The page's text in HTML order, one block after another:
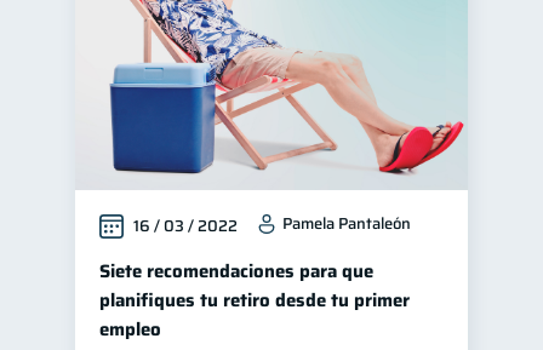
Finanzas Personales
Finanzas en Pareja 1
Educación Financiera 1
Mipymes 1
Información financiera
inversiones 1
Salud mental
Retiro 1 Doble sueldo 1
Gasto responsable
16 / 03 / 2022 Pamela Pantaleón
Siete recomendaciones para que
planifiques tu retiro desde tu primer
empleo